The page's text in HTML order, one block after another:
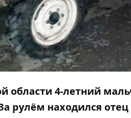
области 4-летний
рулём находился